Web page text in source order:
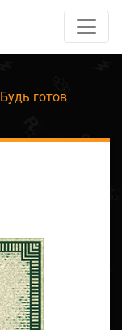
Будь готов